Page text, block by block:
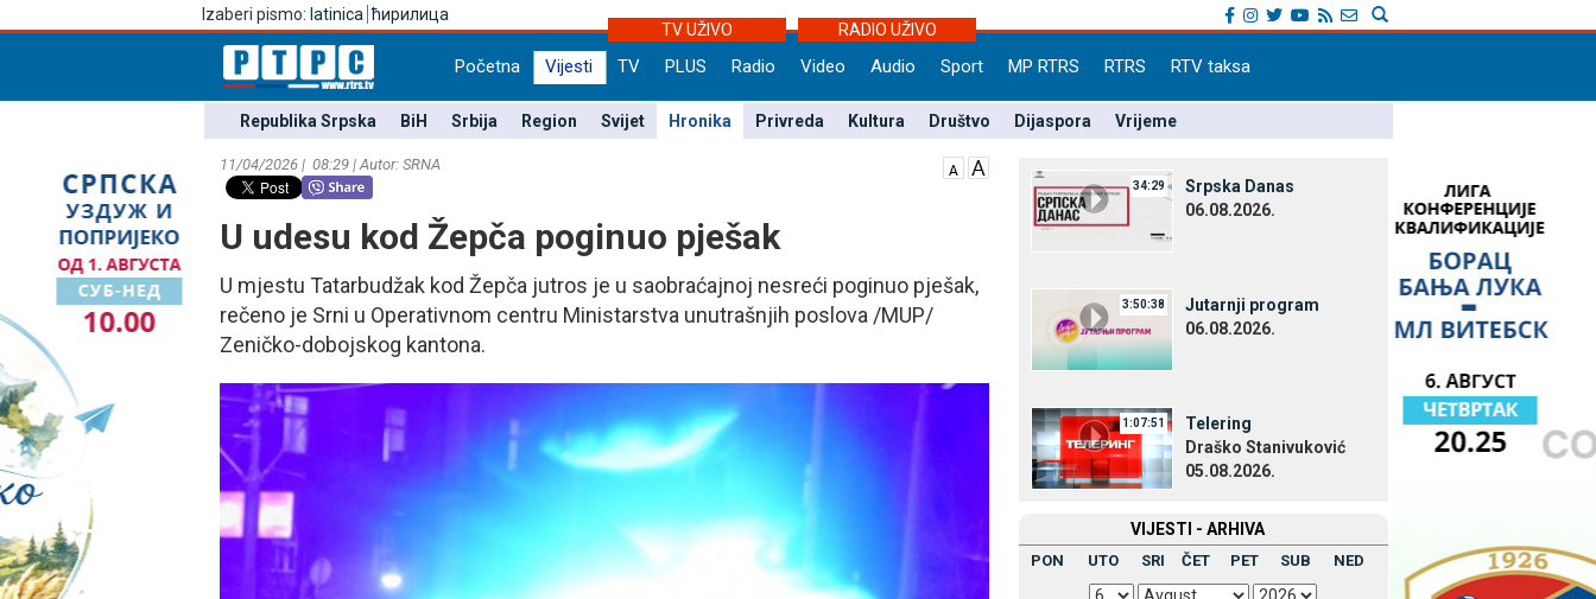
Izaberi pismo: latinica ћирилица
TV UŽIVO
RADIO UŽIVO
Početna Vijesti TV PLUS Radio Video Audio Sport MP RTRS RTRS RTV taksa
Republika Srpska BiH Srbija Region Svijet Hronika Privreda Kultura Društvo Dijaspora Vrijeme
11/04/2026 | 08:29 | Autor: SRNA
U udesu kod Žepča poginuo pješak
U mjestu Tatarbudžak kod Žepča jutros je u saobraćajnoj nesreći poginuo pješak,
rečeno je Srni u Operativnom centru Ministarstva unutrašnjih poslova /MUP/
Zeničko-dobojskog kantona.
34:29
Srpska Danas
06.08.2026.
3:50:38
Јutarnji program
06.08.2026.
1:07:51
Telering
Draško Stanivuković
05.08.2026.
VIЈESTI - ARHIVA
PON UTO SRI ČET PET SUB NED